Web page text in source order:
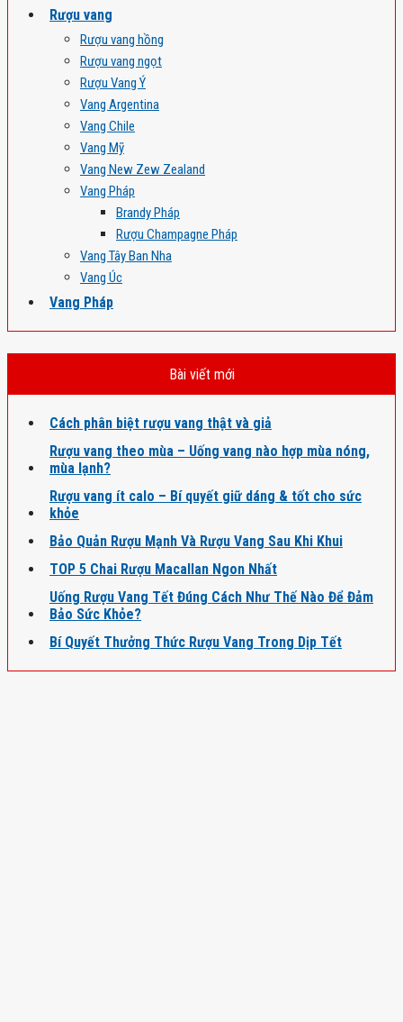
Rượu vang
Rượu vang hồng
Rượu vang ngọt
Rượu Vang Ý
Vang Argentina
Vang Chile
Vang Mỹ
Vang New Zew Zealand
Vang Pháp
Brandy Pháp
Rượu Champagne Pháp
Vang Tây Ban Nha
Vang Úc
Vang Pháp
Bài viết mới
Cách phân biệt rượu vang thật và giả
Rượu vang theo mùa – Uống vang nào hợp mùa nóng,
mùa lạnh?
Rượu vang ít calo – Bí quyết giữ dáng & tốt cho sức
khỏe
Bảo Quản Rượu Mạnh Và Rượu Vang Sau Khi Khui
TOP 5 Chai Rượu Macallan Ngon Nhất
Uống Rượu Vang Tết Đúng Cách Như Thế Nào Để Đảm
Bảo Sức Khỏe?
Bí Quyết Thưởng Thức Rượu Vang Trong Dịp Tết